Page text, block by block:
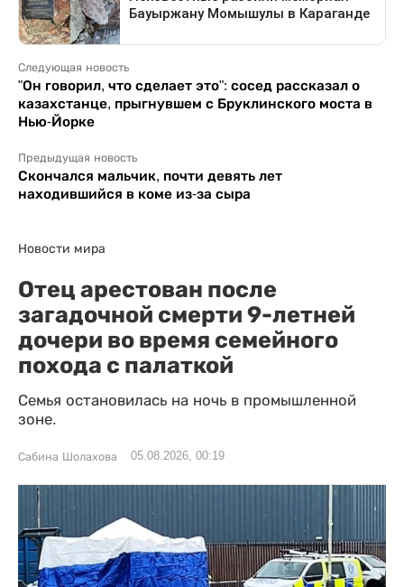
Следующая новость
"Он говорил, что сделает это": сосед рассказал о
казахстанце, прыгнувшем с Бруклинского моста в
Нью-Йорке
Предыдущая новость
Скончался мальчик, почти девять лет
находившийся в коме из-за сыра
Новости мира
Отец арестован после
загадочной смерти 9-летней
дочери во время семейного
похода с палаткой
Семья остановилась на ночь в промышленной
зоне.
Сабина Шолахова 05.08.2026, 00:19